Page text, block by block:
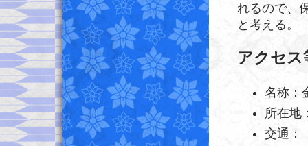
れるので、
と考える。
アクセス
名称：
所在地
交通：